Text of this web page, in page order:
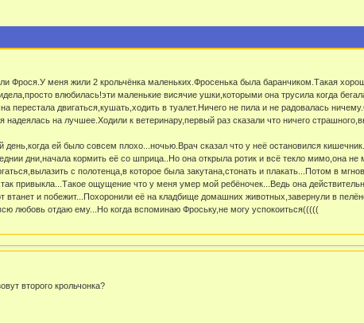
Фрося.У меня жили 2 крольчёнка маленьких.Фросенька была баранчиком.Такая
влюбилась!эти маленькие висячие ушки,которыми она трусила когда
перестала двигаться,кушать,ходить в туалет.Ничего не пила и не радовалась
надеялась на лучшее.Ходили к ветеринару,первый раз сказали что ничего
ей было совсем плохо...ночью.Врач сказал что у неё остановился
дни,начала кормить её со шприца..Но она открыла ротик и всё текло мимо,она
с полотенца,в которое была закутана,стонать и плакать...Потом в
привыкла...Такое ощущение что у меня умер мой ребёночек...Ведь она
втанет и побежит...Похоронили её на кладбище домашних животных,завернули в
любовь отдаю ему...Но когда вспоминаю Фроську,не могу успокоиться(((((
второго крольчонка?